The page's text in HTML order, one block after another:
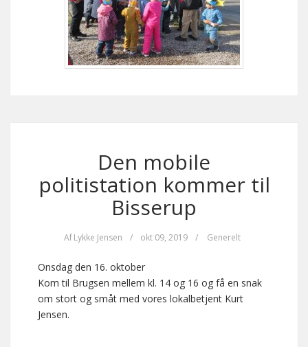
Den mobile
politistation kommer til
Bisserup
AfLykke Jensen / okt 09, 2019 / Generelt
Onsdag den 16. oktober
Kom til Brugsen mellem kl. 14 og 16 og få en snak
om stort og småt med vores lokalbetjent Kurt
Jensen.